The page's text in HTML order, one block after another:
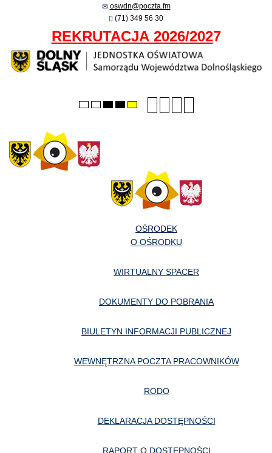
oswdn@poczta.fm
(71) 349 56 30
REKRUTACJA 2026/2027
Default
NightHighHighHigh
fontfont
font
OŚRODEK
O OŚRODKU
WIRTUALNY SPACER
DOKUMENTY DO POBRANIA
BIULETYN INFORMACJI PUBLICZNEJ
WEWNĘTRZNA POCZTA PRACOWNIKÓW
RODO
DEKLARACJA DOSTĘPNOŚCI
RAPORT O DOSTĘPNOŚCI